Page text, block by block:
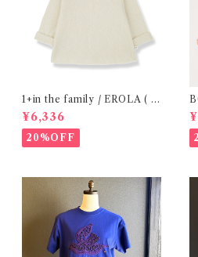
1+in the family / EROLA ( 2
4m )
¥6,336
20%OFF